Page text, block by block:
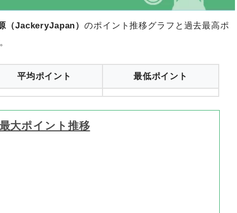
源（JackeryJapan）のポイント推移・過去最高
（JackeryJapan）
のポイント推移グラフと過去最高ポ
平均ポイント